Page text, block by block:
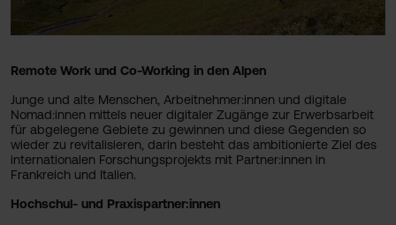
Remote Work und Co-Working in den Alpen
Junge und alte Menschen, Arbeitnehmer:innen und digitale
Nomad:innen mittels neuer digitaler Zugänge zur Erwerbsarbeit
für abgelegene Gebiete zu gewinnen und diese Gegenden so
wieder zu revitalisieren, darin besteht das ambitionierte Ziel des
internationalen Forschungsprojekts mit Partner:innen in
Frankreich und Italien.
Hochschul- und Praxispartner:innen